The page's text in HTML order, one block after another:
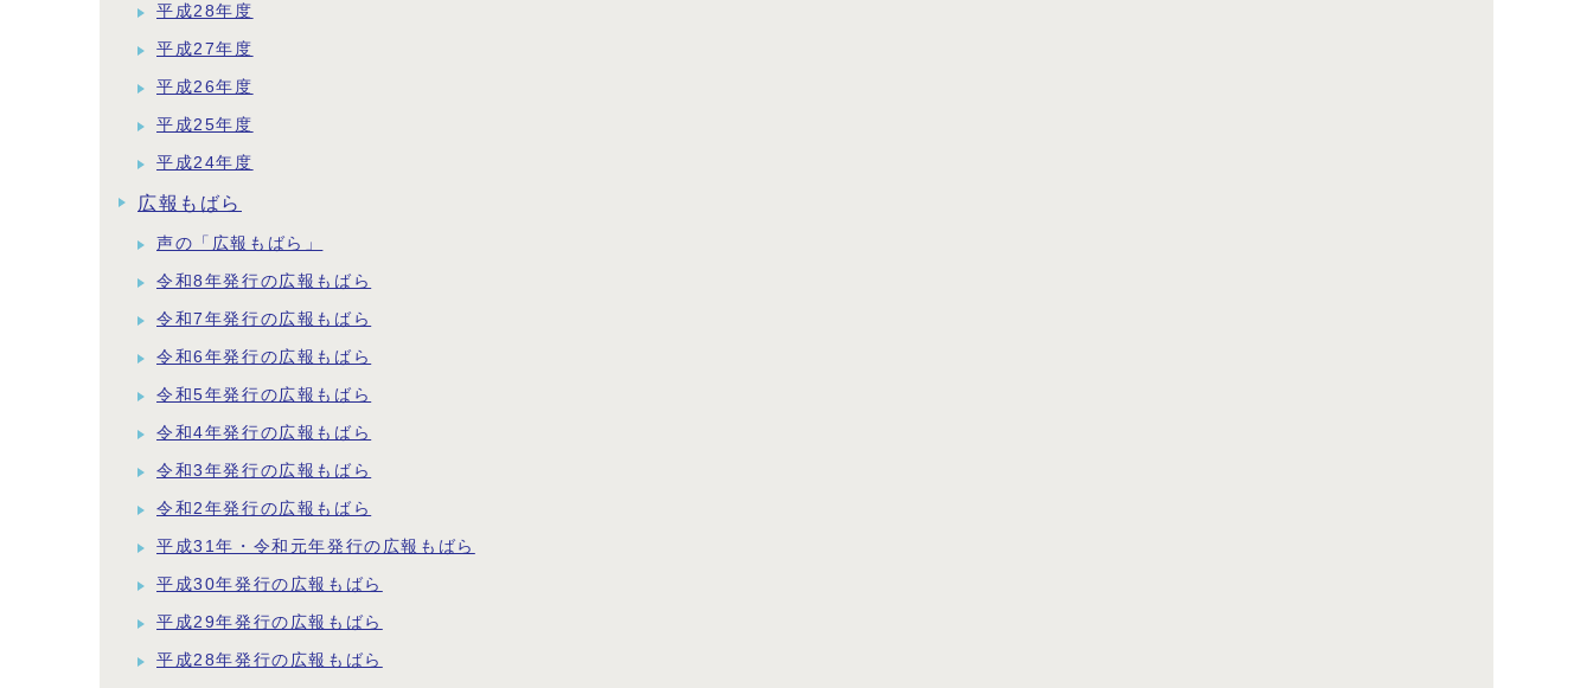
平成28年度
平成27年度
平成26年度
平成25年度
平成24年度
広報もばら
声の「広報もばら」
令和8年発行の広報もばら
令和7年発行の広報もばら
令和6年発行の広報もばら
令和5年発行の広報もばら
令和4年発行の広報もばら
令和3年発行の広報もばら
令和2年発行の広報もばら
平成31年・令和元年発行の広報もばら
平成30年発行の広報もばら
平成29年発行の広報もばら
平成28年発行の広報もばら